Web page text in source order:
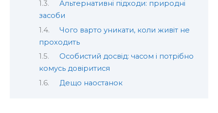
Альтернативні підходи: природні
засоби
Чого варто уникати, коли живіт не
проходить
Особистий досвід: часом і потрібно
комусь довіритися
Дещо наостанок